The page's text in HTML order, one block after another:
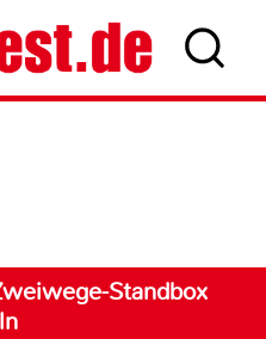
Standbox